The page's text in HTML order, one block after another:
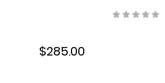
C11CC24001
$285.00